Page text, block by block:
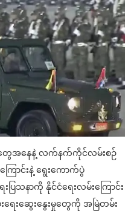
တွေအနေနဲ့ လက်နက်ကိုင်လမ်းစဉ်
ောင်းနဲ့ ရွေးကောက်ပွဲ
ြသနာကို နိုင်ငံရေးလမ်းကြောင်း
မ်းရေးဆွေးနွေးမှုတွေကို အမြဲတမ်း